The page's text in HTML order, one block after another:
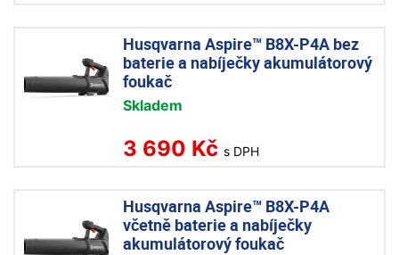
Husqvarna Aspire™ B8X-P4A bez
baterie a nabíječky akumulátorový
foukač
Skladem
3 690 Kč s DPH
Husqvarna Aspire™ B8X-P4A
včetně baterie a nabíječky
akumulátorový foukač